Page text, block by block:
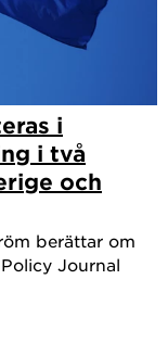
i
i två
och
berättar om
Journal